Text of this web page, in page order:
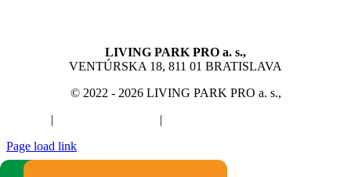
LIVING PARK PRO a. s.,
VENTÚRSKA 18, 811 01 BRATISLAVA
© 2022 - 2026 LIVING PARK PRO a. s.,
| |
Page load link
Go